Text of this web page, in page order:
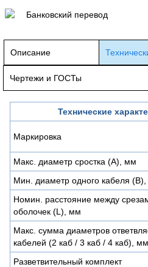
Банковский перевод
Описание
Чертежи и ГОСТы
Технические
Маркировка
Макс. диаметр сростка (А), мм
Мин. диаметр одного кабеля
Номин. расстояние между
оболочек (L), мм
Макс. сумма диаметров
кабелей (2 каб / 3 каб / 4 каб), мм
Разветвительный комплект